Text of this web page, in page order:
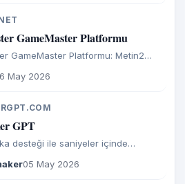
GameMaster Platformu
GameMaster Platformu: Metin2
Vsro Server Files, Knight Online
Minegraft, Fivem, PHP Scripti.
May 2026
GPT
desteği ile saniyeler içinde
profesyonel CV'ler oluşturun.
şablonlar, AI fotoğraf düzenleme ve
05 May 2026